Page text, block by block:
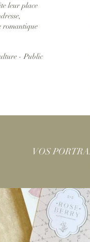
leur place
romantique
- Public
VOS